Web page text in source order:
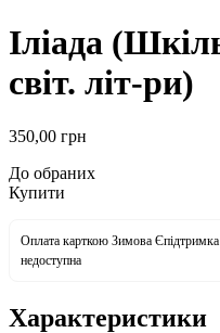
Іліада
світ. літ-ри)
350,00 грн
До обраних
Купити
Оплата карткою Зимова
недоступна
Характеристики